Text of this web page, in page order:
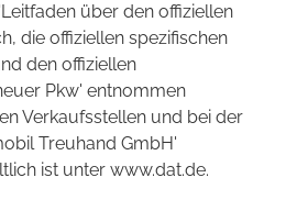
über den offiziellen
die offiziellen spezifischen
den offiziellen
Pkw' entnommen
Verkaufsstellen und bei der
Treuhand GmbH'
ist unter www.dat.de.